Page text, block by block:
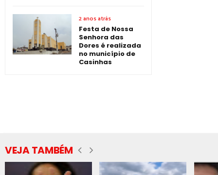
2 anos atrás
Festa de Nossa
Senhora das
Dores é realizada
no município de
Casinhas
VEJA TAMBÉM